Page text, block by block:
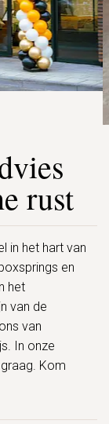
rust
in het hart van
en
het
van de
van
In onze
Kom